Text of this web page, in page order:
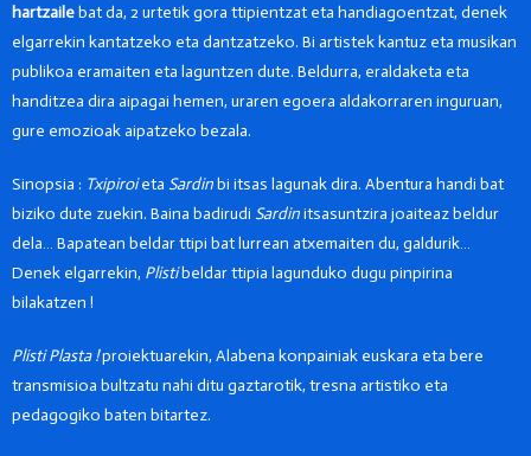
hartzailebat da, 2 urtetik gora ttipientzat eta handiagoentzat, denek
elgarrekin kantatzeko eta dantzatzeko. Bi artistek kantuz eta musikan
publikoa eramaiten eta laguntzen dute. Beldurra, eraldaketa eta
handitzea dira aipagai hemen, uraren egoera aldakorraren inguruan,
gure emozioak aipatzeko bezala.
Sinopsia : Txipiroieta Sardinbi itsas lagunak dira. Abentura handi bat
biziko dute zuekin. Baina badirudi Sardinitsasuntzira joaiteaz beldur
dela… Bapatean beldar ttipi bat lurrean atxemaiten du, galdurik…
Denek elgarrekin, Plistibeldar ttipia lagunduko dugu pinpirina
bilakatzen !
Plisti Plasta !proiektuarekin, Alabena konpainiak euskara eta bere
transmisioa bultzatu nahi ditu gaztarotik, tresna artistiko eta
pedagogiko baten bitartez.